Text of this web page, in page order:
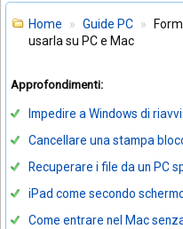
Home Guide PC
usarla su PC e Mac
Approfondimenti:
Impedire a Windows di
Cancellare una stampa
Recuperare i file da un PC
iPad come secondo
Come entrare nel Mac